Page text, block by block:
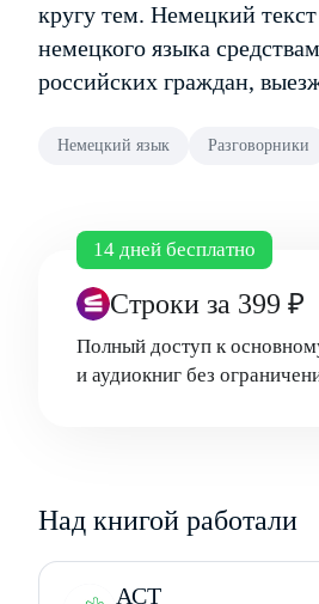
кругу тем. Немецкий
немецкого языка
российских граждан,
Немецкий язык Разговорники
14 дней бесплатно
Строки за 399 ₽
Полный доступ к
и аудиокниг без
Над книгой работали
АСТ